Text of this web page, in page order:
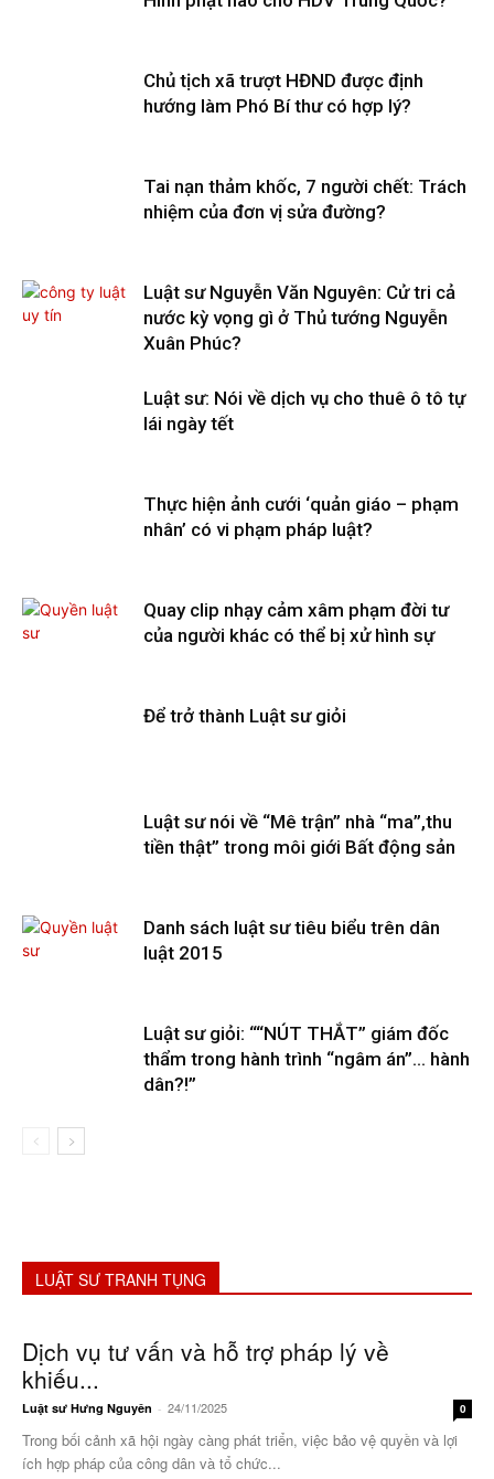
Chủ tịch xã trượt HĐND được định
hướng làm Phó Bí thư có hợp lý?
Tai nạn thảm khốc, 7 người chết: Trách
nhiệm của đơn vị sửa đường?
Luật sư Nguyễn Văn Nguyên: Cử tri cả
nước kỳ vọng gì ở Thủ tướng Nguyễn
Xuân Phúc?
Luật sư: Nói về dịch vụ cho thuê ô tô tự
lái ngày tết
Thực hiện ảnh cưới ‘quản giáo – phạm
nhân’ có vi phạm pháp luật?
Quay clip nhạy cảm xâm phạm đời tư
của người khác có thể bị xử hình sự
Để trở thành Luật sư giỏi
Luật sư nói về “Mê trận” nhà “ma”,thu
tiền thật” trong môi giới Bất động sản
Danh sách luật sư tiêu biểu trên dân
luật 2015
Luật sư giỏi: ““NÚT THẮT” giám đốc
thẩm trong hành trình “ngâm án”… hành
dân?!”
LUẬT SƯ TRANH TỤNG
Dịch vụ tư vấn và hỗ trợ pháp lý về
khiếu...
Luật sư Hưng Nguyên - 24/11/2025 0
Trong bối cảnh xã hội ngày càng phát triển, việc bảo vệ quyền và lợi
ích hợp pháp của công dân và tổ chức...